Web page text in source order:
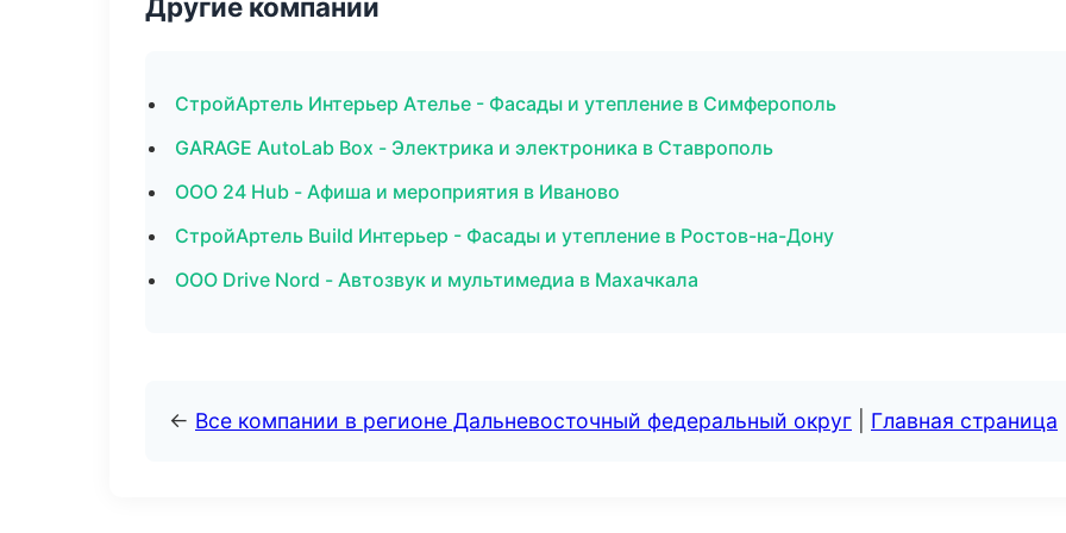
Другие компании
СтройАртель Интерьер Ателье - Фасады и утепление в Симферополь
GARAGE AutoLab Box - Электрика и электроника в Ставрополь
ООО 24 Hub - Афиша и мероприятия в Иваново
СтройАртель Build Интерьер - Фасады и утепление в Ростов-на-Дону
ООО Drive Nord - Автозвук и мультимедиа в Махачкала
← Все компании в регионе Дальневосточный федеральный округ Главная страница